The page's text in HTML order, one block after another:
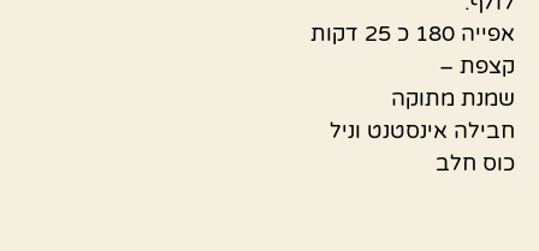
אפייה 180 כ 25 דקות
קצפת –
שמנת מתוקה
חבילה אינסטנט וניל
כוס חלב